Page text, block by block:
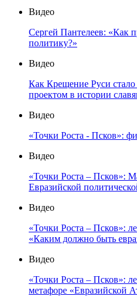
Видео
Сергей Пантелеев: «Как
политику?»
Видео
Как Крещение Руси
проектом в истории
Видео
«Точки Роста - Псков»:
Видео
«Точки Роста – Псков»:
Евразийской
Видео
«Точки Роста – Псков»:
«Каким должно быть
Видео
«Точки Роста – Псков»:
метафоре «Евразийской